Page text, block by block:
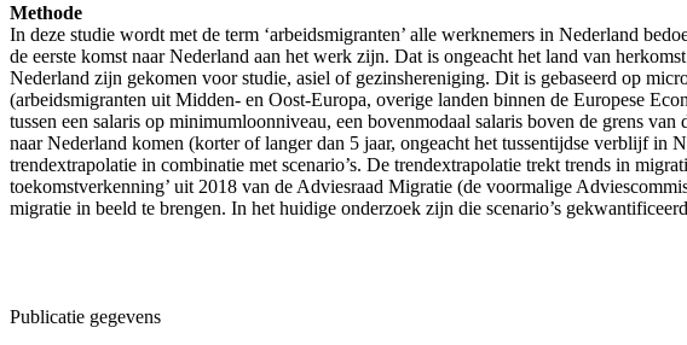
Methode
In deze studie wordt met de term ‘arbeidsmigranten’ alle werknemers in Nederland
de eerste komst naar Nederland aan het werk zijn. Dat is ongeacht het land van
Nederland zijn gekomen voor studie, asiel of gezinshereniging. Dit is gebaseerd op
(arbeidsmigranten uit Midden- en Oost-Europa, overige landen binnen de Europese
tussen een salaris op minimumloonniveau, een bovenmodaal salaris boven de grens
naar Nederland komen (korter of langer dan 5 jaar, ongeacht het tussentijdse verblijf in
trendextrapolatie in combinatie met scenario’s. De trendextrapolatie trekt trends in
toekomstverkenning’ uit 2018 van de Adviesraad Migratie (de voormalige
migratie in beeld te brengen. In het huidige onderzoek zijn die scenario’s
Publicatie gegevens